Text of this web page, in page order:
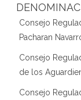
Consejo
Pacharan
Consejo
de los
Consejo